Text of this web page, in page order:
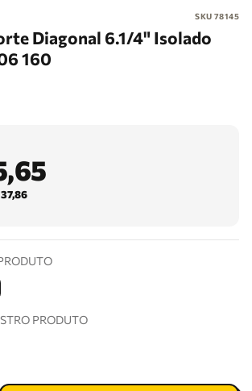
SKU 78145
Diagonal 6.1/4" Isolado
160
,65
37,86
PRODUTO